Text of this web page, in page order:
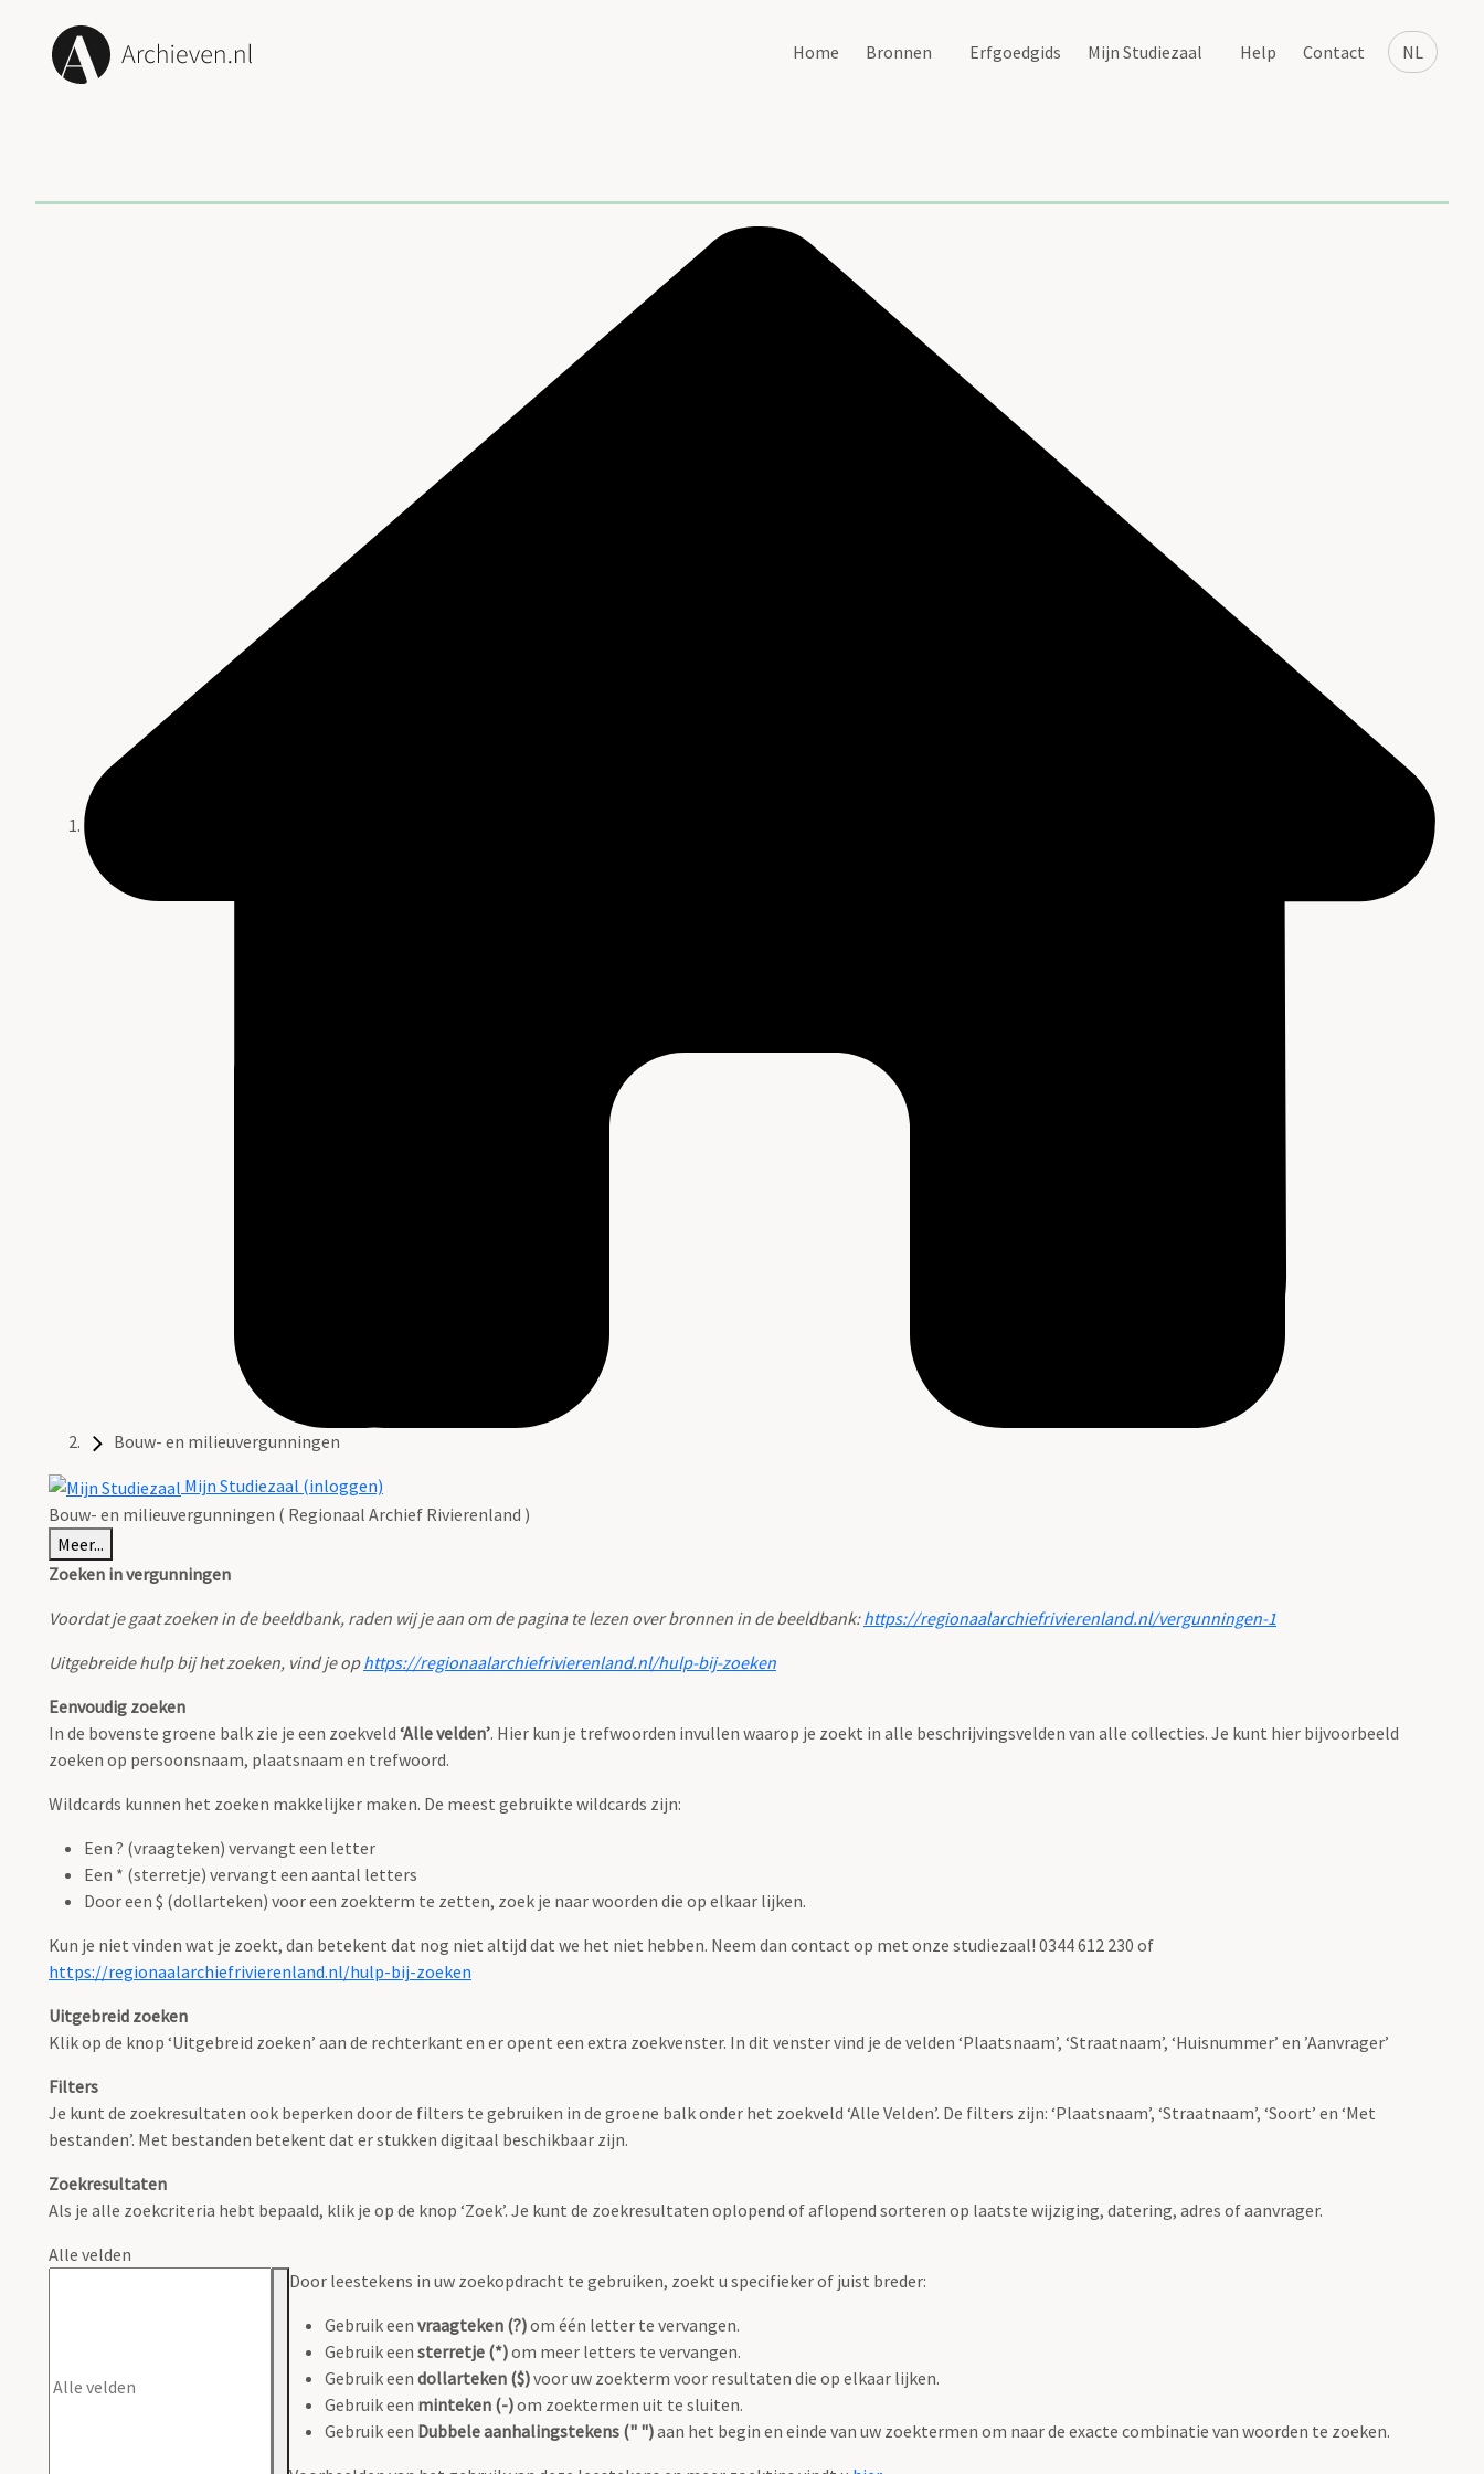
NL
Home Bronnen Erfgoedgids Mijn Studiezaal Help Contact
Bouw- en milieuvergunningen
Mijn Studiezaal (inloggen)
Bouw- en milieuvergunningen ( Regionaal Archief Rivierenland )
Meer...
Zoeken in vergunningen
Voordat je gaat zoeken in de beeldbank, raden wij je aan om de pagina te lezen over bronnen in de beeldbank:https://regionaalarchiefrivierenland.nl/vergunningen-1
Uitgebreide hulp bij het zoeken, vind je ophttps://regionaalarchiefrivierenland.nl/hulp-bij-zoeken
Eenvoudig zoeken
In de bovenste groene balk zie je een zoekveld ‘Alle velden’. Hier kun je trefwoorden invullen waarop je zoekt in alle beschrijvingsvelden van alle collecties. Je kunt hier bijvoorbeeld
zoeken op persoonsnaam, plaatsnaam en trefwoord.
Wildcards kunnen het zoeken makkelijker maken. De meest gebruikte wildcards zijn:
Een ? (vraagteken) vervangt een letter
Een * (sterretje) vervangt een aantal letters
Door een $ (dollarteken) voor een zoekterm te zetten, zoek je naar woorden die op elkaar lijken.
Kun je niet vinden wat je zoekt, dan betekent dat nog niet altijd dat we het niet hebben. Neem dan contact op met onze studiezaal! 0344 612 230 of
https://regionaalarchiefrivierenland.nl/hulp-bij-zoeken
Uitgebreid zoeken
Klik op de knop ‘Uitgebreid zoeken’ aan de rechterkant en er opent een extra zoekvenster. In dit venster vind je de velden ‘Plaatsnaam’, ‘Straatnaam’, ‘Huisnummer’ en ’Aanvrager’
Filters
Je kunt de zoekresultaten ook beperken door de filters te gebruiken in de groene balk onder het zoekveld ‘Alle Velden’. De filters zijn: ‘Plaatsnaam’, ‘Straatnaam’, ‘Soort’ en ‘Met
bestanden’. Met bestanden betekent dat er stukken digitaal beschikbaar zijn.
Zoekresultaten
Als je alle zoekcriteria hebt bepaald, klik je op de knop ‘Zoek’. Je kunt de zoekresultaten oplopend of aflopend sorteren op laatste wijziging, datering, adres of aanvrager.
Alle velden
Door leestekens in uw zoekopdracht te gebruiken, zoekt u specifieker of juist breder:
Gebruik een vraagteken (?)om één letter te vervangen.
Gebruik een sterretje (*)om meer letters te vervangen.
Gebruik een dollarteken ($)voor uw zoekterm voor resultaten die op elkaar lijken.
Gebruik een minteken (-)om zoektermen uit te sluiten.
Gebruik een Dubbele aanhalingstekens (" ")aan het begin en einde van uw zoektermen om naar de exacte combinatie van woorden te zoeken.